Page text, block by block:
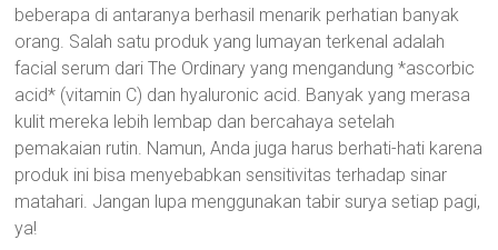
beberapa di antaranya berhasil menarik perhatian banyak
orang. Salah satu produk yang lumayan terkenal adalah
facial serum dari The Ordinary yang mengandung *ascorbic
acid* (vitamin C) dan hyaluronic acid. Banyak yang merasa
kulit mereka lebih lembap dan bercahaya setelah
pemakaian rutin. Namun, Anda juga harus berhati-hati karena
produk ini bisa menyebabkan sensitivitas terhadap sinar
matahari. Jangan lupa menggunakan tabir surya setiap pagi,
ya!